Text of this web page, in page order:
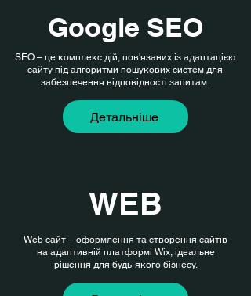
Google SEO
SEO – це комплекс дій, пов'язаних із адаптацією
сайту під алгоритми пошукових систем для
забезпечення відповідності запитам.
Детальніше
WEB
Web сайт – оформлення та створення сайтів
на адаптивній платформі Wix, ідеальне
рішення для будь-якого бізнесу.